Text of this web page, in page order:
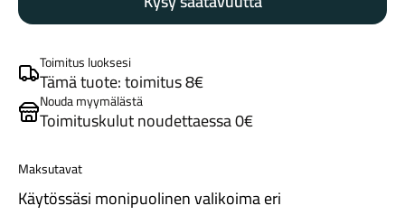
Renkaat
Toimitus luoksesi
Tämä tuote: toimitus 8€
Nouda myymälästä
Toimituskulut noudettaessa 0€
Maksutavat
Käytössäsi monipuolinen valikoima eri